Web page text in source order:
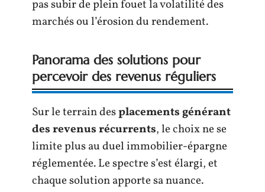
pas subir de plein fouet la volatilité des
marchés ou l’érosion du rendement.
Panorama des solutions pour
percevoir des revenus réguliers
Sur le terrain desplacements générant
des revenus récurrents, le choix ne se
limite plus au duel immobilier-épargne
réglementée. Le spectre s’est élargi, et
chaque solution apporte sa nuance.